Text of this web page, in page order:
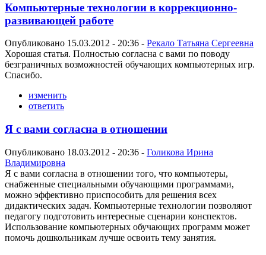
Компьютерные технологии в коррекционно-
развивающей работе
Опубликовано 15.03.2012 - 20:36 - Рекало Татьяна Сергеевна
Хорошая статья. Полностью согласна с вами по поводу
безграничных возможностей обучающих компьютерных игр.
Спасибо.
изменить
ответить
Я с вами согласна в отношении
Опубликовано 18.03.2012 - 20:36 - Голикова Ирина
Владимировна
Я с вами согласна в отношении того, что компьютеры,
снабженные специальными обучающими программами,
можно эффективно приспособить для решения всех
дидактических задач. Компьютерные технологии позволяют
педагогу подготовить интересные сценарии конспектов.
Использование компьютерных обучающих программ может
помочь дошкольникам лучше освоить тему занятия.